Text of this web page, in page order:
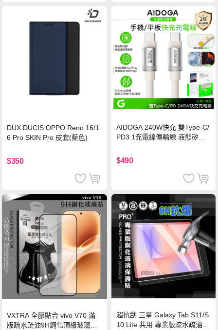
DUX DUCIS OPPO Reno 16/1
6 Pro SKIN Pro 皮套(藍色)
$350
AIDOGA 240W快充 雙Type-C/
PD3.1充電線傳輸線 液態矽膠
機/平板/筆電
$490
VXTRA 全膠貼合 vivo V70 滿
版疏水疏油9H鋼化頂級玻璃貼
超抗刮 三星 Galaxy Tab S11/S
10 Lite 共用 專業版疏水疏油9